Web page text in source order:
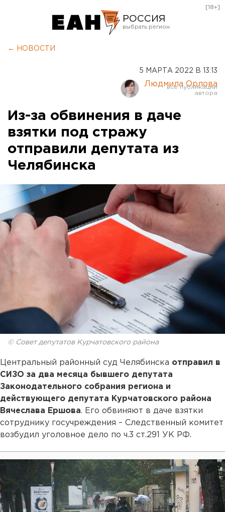
РОССИЯ
Курган
Оренбург
[18+]
← НОВОСТИ
5 МАРТА 2022 В 13:13
Людмила Орлова
Из-за обвинения в даче
взятки под стражу
отправили депутата из
Челябинска
© Совет депутатов Курчатовского района
Центральный районный суд Челябинска отправил в
СИЗО за два месяца бывшего депутата
Законодательного собрания региона и
действующего депутата Курчатовского района
Вячеслава Ершова. Его обвиняют в даче взятки
сотруднику госучреждения – Следственный комитет
возбудил уголовное дело по ч.3 ст.291 УК РФ.